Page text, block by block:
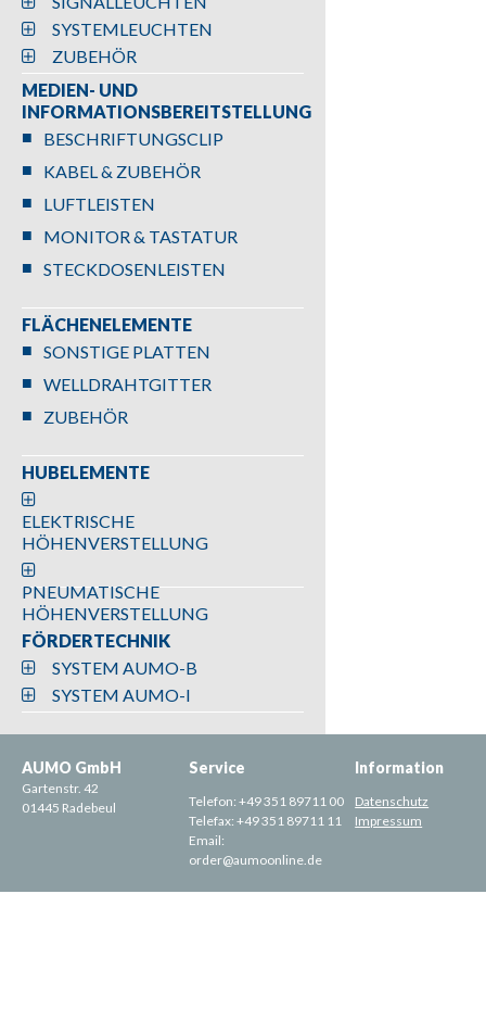
SYSTEMLEUCHTEN
ZUBEHÖR
MEDIEN- UND
INFORMATIONSBEREITSTELLUNG
BESCHRIFTUNGSCLIP
KABEL & ZUBEHÖR
LUFTLEISTEN
MONITOR & TASTATUR
STECKDOSENLEISTEN
FLÄCHENELEMENTE
SONSTIGE PLATTEN
WELLDRAHTGITTER
ZUBEHÖR
HUBELEMENTE
ELEKTRISCHE
HÖHENVERSTELLUNG
PNEUMATISCHE
HÖHENVERSTELLUNG
FÖRDERTECHNIK
SYSTEM AUMO-B
SYSTEM AUMO-I
AUMO GmbH
Gartenstr. 42
01445 Radebeul
Service
Telefon: +49 351 89711 00
Telefax: +49 351 89711 11
Email:
order@aumoonline.de
Information
Datenschutz
Impressum